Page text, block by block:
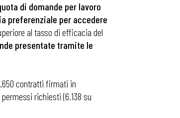
di domande per lavoro
preferenziale per accedere
al tasso di efficacia del
presentate tramite le
contratti firmati in
richiesti (6.138 su